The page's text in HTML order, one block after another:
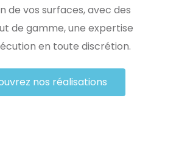
de vos surfaces, avec des
de gamme, une expertise
en toute discrétion.
nos réalisations